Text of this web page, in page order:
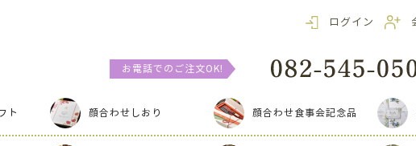
ログイン
お電話でのご注文OK!
ト 顔合わせしおり 顔合わせ食事会記念品